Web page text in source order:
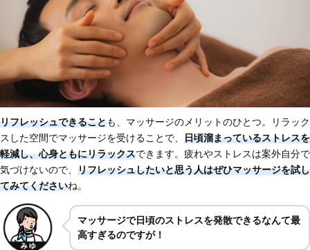
リフレッシュできることも、マッサージのメリットのひとつ。リラック
スした空間でマッサージを受けることで、 日頃溜まっているストレスを
軽減し、心身ともにリラックスできます。疲れやストレスは案外自分で
気づけないので、 リフレッシュしたいと思う人はぜひマッサージを試し
てみてくださいね。
マッサージで日頃のストレスを発散できるなんて最
高すぎるのですが！